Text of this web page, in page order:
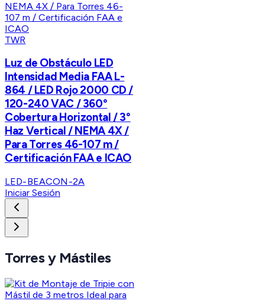
TWR
Luz de Obstáculo LED
Intensidad Media FAA L-
864 / LED Rojo 2000 CD /
120-240 VAC / 360°
Cobertura Horizontal / 3°
Haz Vertical / NEMA 4X /
Para Torres 46-107 m /
Certificación FAA e ICAO
LED-BEACON-2A
Iniciar Sesión
Torres y Mástiles